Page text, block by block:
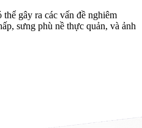
gây ra các vấn đề nghiêm
sưng phù nề thực quản, và ảnh